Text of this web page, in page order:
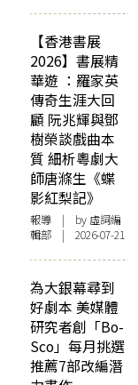
【香港書展
2026】書展精
華遊 ：羅家英
傳奇生涯大回
顧 阮兆輝與鄧
樹榮談戲曲本
質 細析粵劇大
師唐滌生《蝶
影紅梨記》
報導 | by 虛詞編
輯部 | 2026-07-21
為大銀幕尋到
好劇本 美媒體
研究者創「Bo-
Sco」每月挑選
推薦7部改編潛